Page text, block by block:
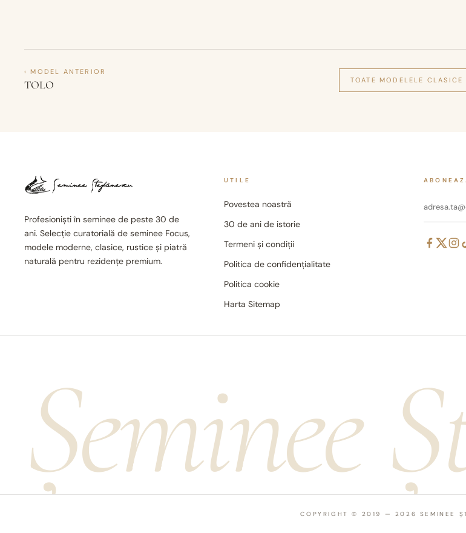
‹ MODEL ANTERIOR
TOLO TOATE MODELELE CLASICE
Profesioniști în seminee de peste 30 de
ani. Selecție curatorială de seminee Focus,
modele moderne, clasice, rustice și piatră
naturală pentru rezidențe premium.
UTILE
Povestea noastră
30 de ani de istorie
Termeni și condiții
Politica de confidențialitate
Politica cookie
Harta Sitemap
Șeminee
COPYRIGHT © 2019 — 2026 SEMINEE